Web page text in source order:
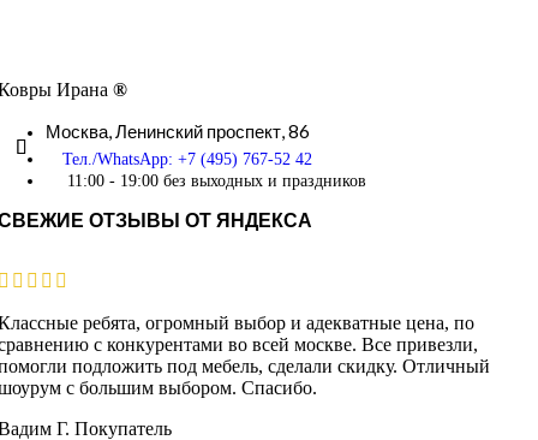
Ирана ®
Москва,Ленинский проспект, 86
Тел./WhatsApp: +7 (495) 767-52 42
11:00 - 19:00 без выходных и праздников
ОТЗЫВЫ ОТ ЯНДЕКСА
ребята, огромный выбор и адекватные цена, по
с конкурентами во всей москве. Все привезли,
подложить под мебель, сделали скидку. Отличный
с большим выбором. Спасибо.
Г. Покупатель